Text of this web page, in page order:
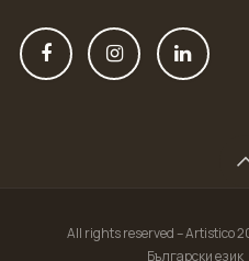
All rights reserved – Artistico
Български език